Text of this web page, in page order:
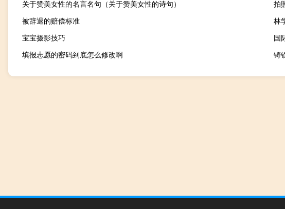
关于赞美女性的名言名句（关于赞美女性的诗句）
拍
被辞退的赔偿标准
林
宝宝摄影技巧
国
填报志愿的密码到底怎么修改啊
铸